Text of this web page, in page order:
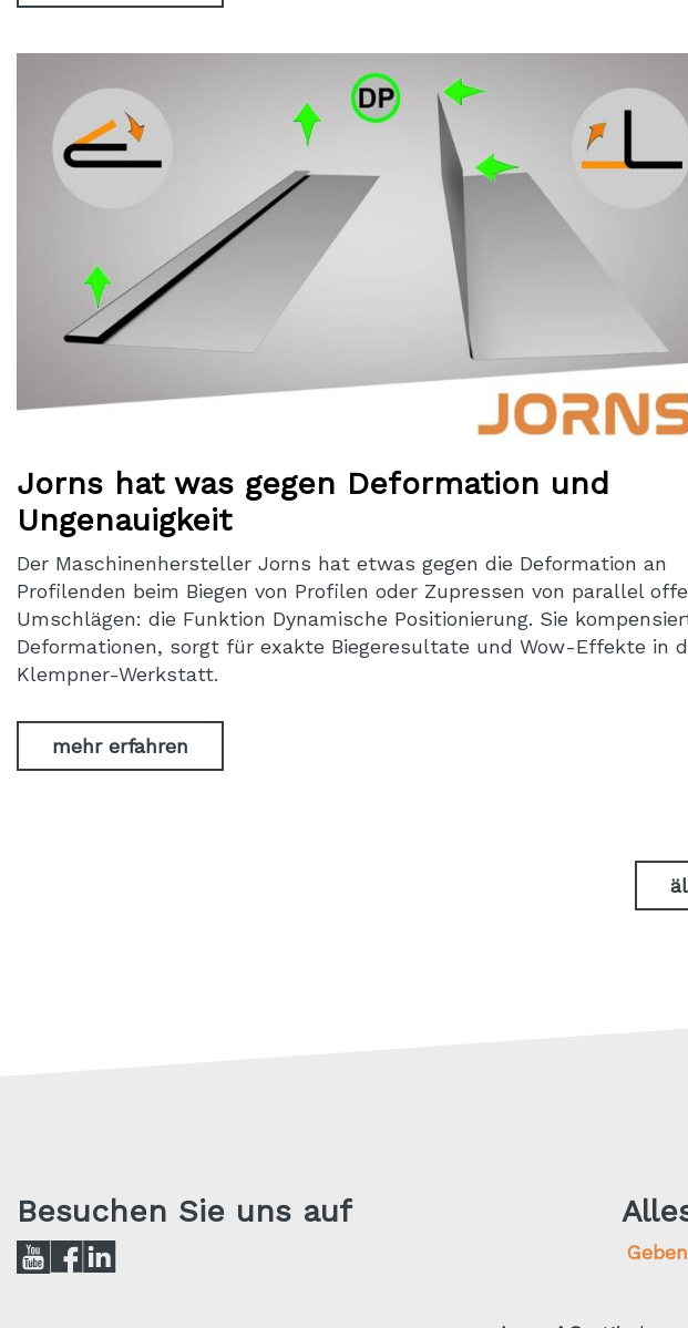
Jorns hat was gegen Deformation und
Ungenauigkeit
Der Maschinenhersteller Jorns hat etwas gegen die Deformation an
Profilenden beim Biegen von Profilen oder Zupressen von parallel
Umschlägen: die Funktion Dynamische Positionierung. Sie
Deformationen, sorgt für exakte Biegeresultate und Wow-Effekte in
Klempner-Werkstatt.
mehr erfahren
Besuchen Sie uns auf